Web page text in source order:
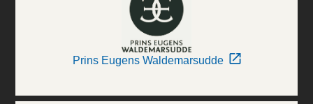
Prins Eugens Waldemarsudde